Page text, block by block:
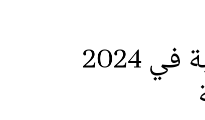
بنطلحة الدكالي يستعرض الانجازات الملكية في 2024